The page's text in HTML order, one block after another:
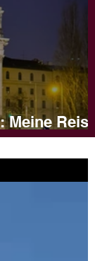
Meine